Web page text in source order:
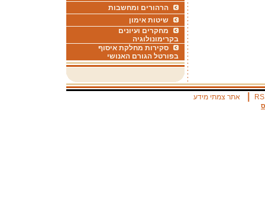
הרהורים ומחשבות
שיטות אימון
מחקרים ועיונים
בקרימונולוגיה
סקירות מחלקת איסוף
בפורטל הגורם האנושי
אתר צמתי מידע